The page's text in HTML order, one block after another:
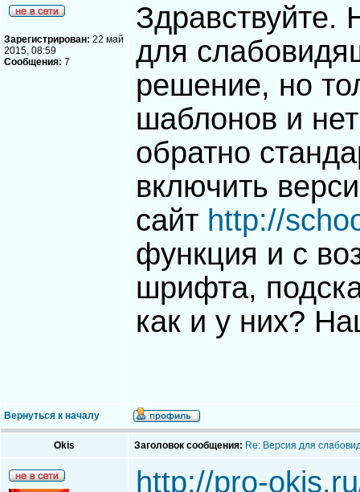
Зарегистрирован: 22 май
2015, 08:59
Сообщения: 7
Здравствуйте.
для
решение, но
шаблонов и
обратно
включить
сайт http://
функция и с
шрифта,
как и у них?
Вернуться к началу
Okis Заголовок сообщения: Re: Версия для
http://pro-